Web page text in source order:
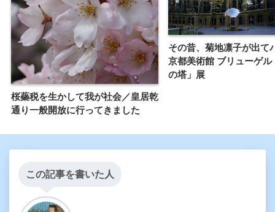
桜蘂税を生かして我が社会／皇居乾
通り一般開放に行ってきました
その昔、菊地凛子が出て
京都美術館 ブリューゲル
の塔」展
この記事を書いた人